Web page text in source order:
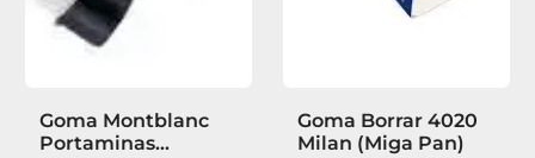
Goma Montblanc
Portaminas
Goma Borrar 4020
Milan (Miga Pan)